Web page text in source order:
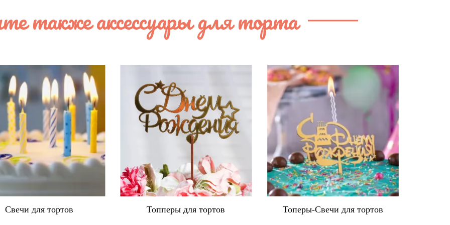
также аксессуары для торта
Свечи для тортов Топперы для тортов Топеры-Свечи для тортов